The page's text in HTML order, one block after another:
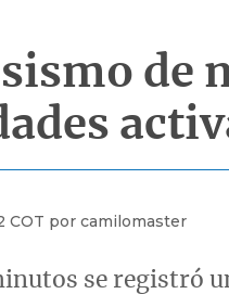
de
COT por camilomaster
se registró